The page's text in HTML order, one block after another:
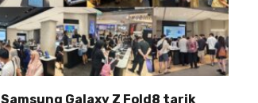
Samsung Galaxy Z Fold8 tarik